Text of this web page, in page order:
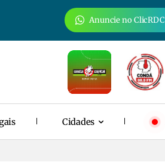
Anuncie no ClicRDC
Cidades